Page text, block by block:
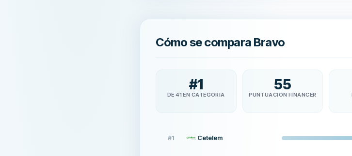
Cómo se compara Bravo
#1
DE 41 EN CATEGORÍA
55
PUNTUACIÓN FINANCER
#1 Cetelem